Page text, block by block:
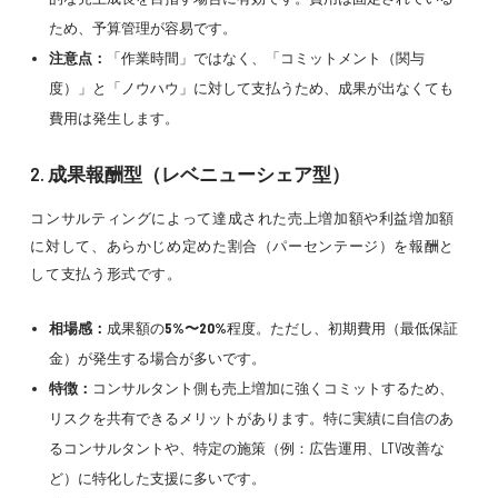
ため、予算管理が容易です。
注意点：
「作業時間」ではなく、「コミットメント（関与
度）」と「ノウハウ」に対して支払うため、成果が出なくても
費用は発生します。
2. 成果報酬型（レベニューシェア型）
コンサルティングによって達成された売上増加額や利益増加額
に対して、あらかじめ定めた割合（パーセンテージ）を報酬と
して支払う形式です。
相場感： 成果額の5%〜20%程度。ただし、初期費用（最低保証
金）が発生する場合が多いです。
特徴： コンサルタント側も売上増加に強くコミットするため、
リスクを共有できるメリットがあります。特に実績に自信のあ
るコンサルタントや、特定の施策（例：広告運用、LTV改善な
ど）に特化した支援に多いです。